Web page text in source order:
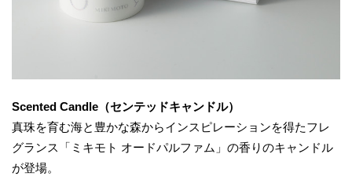
Scented Candle（センテッドキャンドル）
真珠を育む海と豊かな森からインスピレーションを得たフレ
グランス「ミキモト オードパルファム」の香りのキャンドル
が登場。